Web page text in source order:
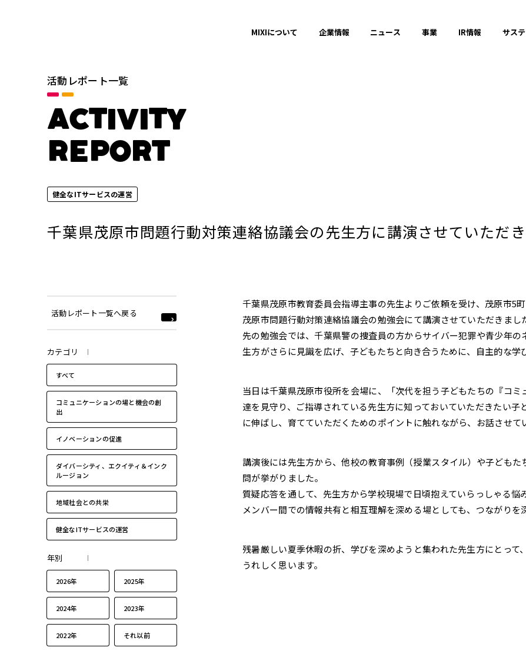
MIXIについて 企業情報 ニュース 事業 IR情報 サス
活動レポート一覧
ACTIVITY
REPORT
健全なITサービスの運営
千葉県茂原市問題行動対策連絡協議会の先生方に講演させていただ
活動レポート一覧へ戻る
カテゴリ
すべて
コミュニケーションの場と機会の創
出
イノベーションの促進
ダイバーシティ、エクイティ＆インク
ルージョン
地域社会との共栄
健全なITサービスの運営
年別
2026年 2025年
2024年 2023年
2022年 それ以前
千葉県茂原市教育委員会指導主事の先生よりご依頼を受け、茂原市5
茂原市問題行動対策連絡協議会の勉強会にて講演させていただきまし
先の勉強会では、千葉県警の捜査員の方からサイバー犯罪や青少年
生方がさらに見識を広げ、子どもたちと向き合うために、自主的な学
当日は千葉県茂原市役所を会場に、「次代を担う子どもたちの『コ
達を見守り、ご指導されている先生方に知っておいていただきたい
に伸ばし、育てていただくためのポイントに触れながら、お話させて
講演後には先生方から、他校の教育事例（授業スタイル）や子ども
問が挙がりました。
質疑応答を通して、先生方から学校現場で日頃抱えていらっしゃる
メンバー間での情報共有と相互理解を深める場としても、つながり
残暑厳しい夏季休暇の折、学びを深めようと集われた先生方にとっ
うれしく思います。
カテゴリ
イノベーションの促進
地域社会との共栄
2023年